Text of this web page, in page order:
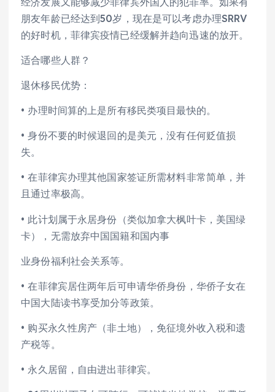
朋友年龄已经达到50岁，现在是可以考虑办理SRRV
的好时机，菲律宾疫情已经缓解并趋向迅速的放开。
适合哪些人群？
退休移民优势：
• 办理时间算的上是所有移民类项目最快的。
• 身份不要的时候退回的是美元，没有任何贬值损
失。
• 在菲律宾办理其他国家签证所需材料非常简单，并
且通过率极高。
• 此计划属于永居身份（类似加拿大枫叶卡，美国绿
卡），无需放弃中国国籍和国内事
业身份福利社会关系等。
• 在菲律宾居住两年后可申请华侨身份，华侨子女在
中国大陆读书享受加分等政策。
• 购买永久性房产（非土地），免征境外收入税和遗
产税等。
• 永久居留，自由进出菲律宾。